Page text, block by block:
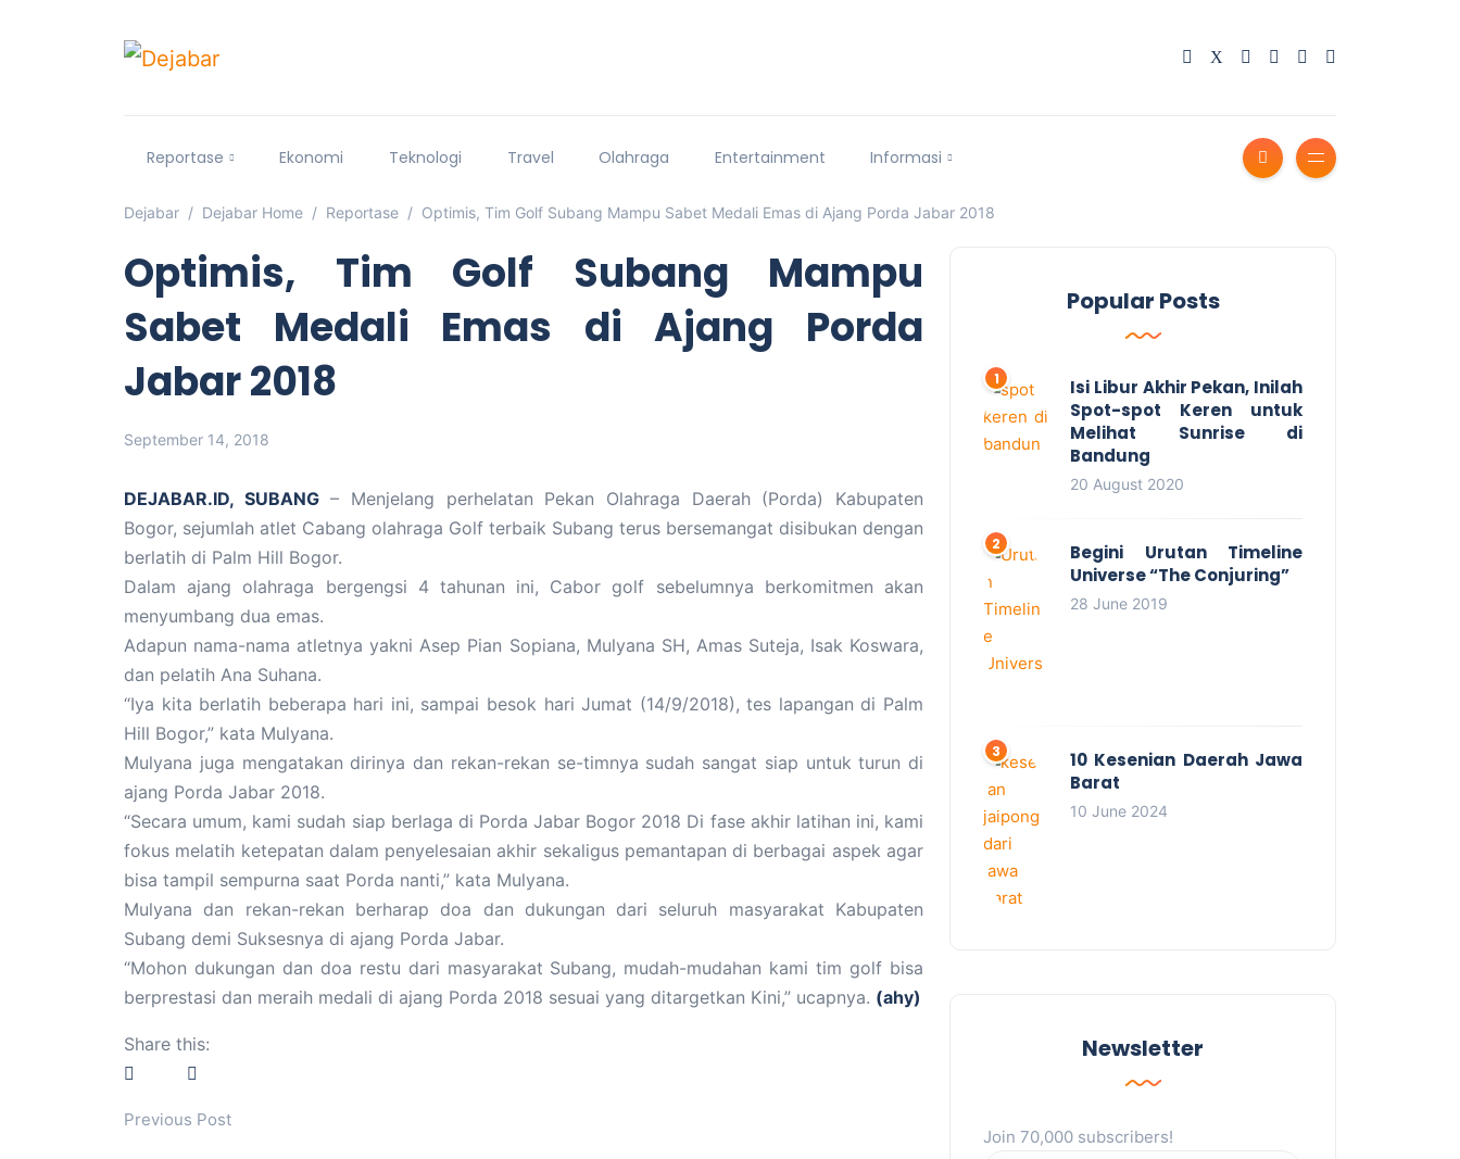
Reportase Ekonomi Teknologi Travel Olahraga Entertainment Informasi
Dejabar Dejabar Home Reportase Optimis, Tim Golf Subang Mampu Sabet Medali Emas di Ajang Porda Jabar 2018
Optimis, Tim Golf Subang Mampu
Sabet Medali Emas di Ajang Porda
Jabar 2018
September 14, 2018
DEJABAR.ID, SUBANG– Menjelang perhelatan Pekan Olahraga Daerah (Porda) Kabupaten
Bogor, sejumlah atlet Cabang olahraga Golf terbaik Subang terus bersemangat disibukan dengan
berlatih di Palm Hill Bogor.
Dalam ajang olahraga bergengsi 4 tahunan ini, Cabor golf sebelumnya berkomitmen akan
menyumbang dua emas.
Adapun nama-nama atletnya yakni Asep Pian Sopiana, Mulyana SH, Amas Suteja, Isak Koswara,
dan pelatih Ana Suhana.
“Iya kita berlatih beberapa hari ini, sampai besok hari Jumat (14/9/2018), tes lapangan di Palm
Hill Bogor,” kata Mulyana.
Mulyana juga mengatakan dirinya dan rekan-rekan se-timnya sudah sangat siap untuk turun di
ajang Porda Jabar 2018.
“Secara umum, kami sudah siap berlaga di Porda Jabar Bogor 2018 Di fase akhir latihan ini, kami
fokus melatih ketepatan dalam penyelesaian akhir sekaligus pemantapan di berbagai aspek agar
bisa tampil sempurna saat Porda nanti,” kata Mulyana.
Mulyana dan rekan-rekan berharap doa dan dukungan dari seluruh masyarakat Kabupaten
Subang demi Suksesnya di ajang Porda Jabar.
“Mohon dukungan dan doa restu dari masyarakat Subang, mudah-mudahan kami tim golf bisa
berprestasi dan meraih medali di ajang Porda 2018 sesuai yang ditargetkan Kini,” ucapnya. (ahy)
Share this:
Previous Post
Popular Posts
Isi Libur Akhir Pekan, Inilah
Spot-spot Keren untuk
Melihat Sunrise di
Bandung
20 August 2020
Begini Urutan Timeline
Universe “The Conjuring”
28 June 2019
10 Kesenian Daerah Jawa
Barat
10 June 2024
Newsletter
Join 70,000 subscribers!